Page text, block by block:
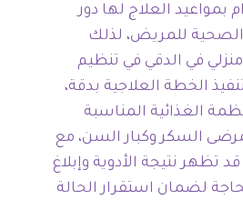
بمواعيد العلاج لها دور
للمريض، لذلك
في الدقي في تنظيم
الخطة العلاجية بدقة،
الغذائية المناسبة
السكر وكبار السن، مع
تظهر نتيجة الأدوية وإبلاغ
لضمان استقرار الحالة